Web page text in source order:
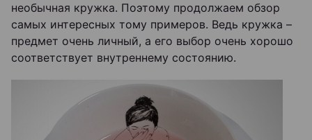
необычная кружка. Поэтому продолжаем обзор
самых интересных тому примеров. Ведь кружка –
предмет очень личный, а его выбор очень хорошо
соответствует внутреннему состоянию.